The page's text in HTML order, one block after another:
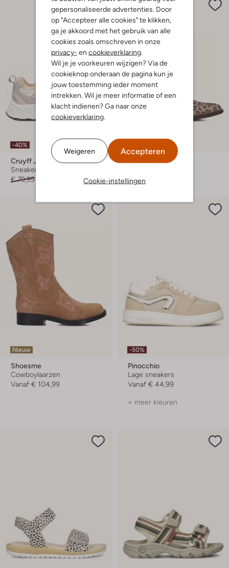
gepersonaliseerde advertenties. Door
op "Accepteer alle cookies" te klikken,
ga je akkoord met het gebruik van alle
cookies zoals omschreven in onze
privacy- en cookieverklaring.
Wil je je voorkeuren wijzigen? Via de
cookieknop onderaan de pagina kun je
jouw toestemming ieder moment
intrekken. Wil je meer informatie of een
klacht indienen? Ga naar onze
cookieverklaring.
Weigeren Accepteren
Cookie-instellingen
-40%
Cruyff Junior
Sneakers
€ 79,99
Omoda
€ 89,99
Nieuw
Shoesme
Cowboylaarzen
Vanaf € 104,99
-50%
Pinocchio
Lage sneakers
Vanaf € 44,99
+ meer kleuren